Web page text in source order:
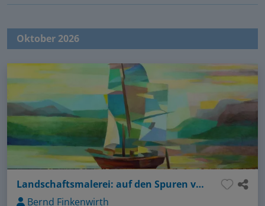
Oktober 2026
Landschaftsmalerei: auf den Spuren von Feininger
Bernd Finkenwirth